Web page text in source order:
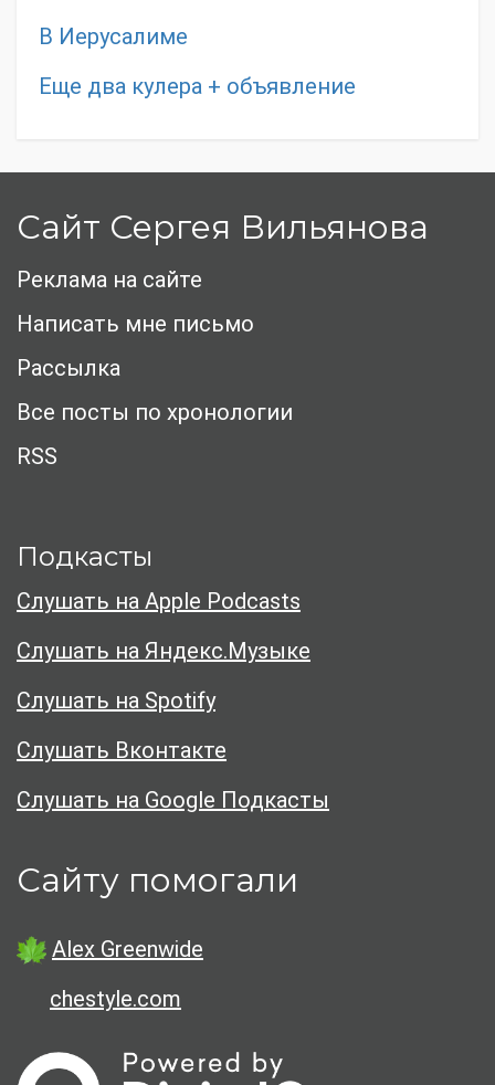
В Иерусалиме
Еще два кулера + объявление
Сайт Сергея Вильянова
Реклама на сайте
Написать мне письмо
Рассылка
Все посты по хронологии
RSS
Подкасты
Слушать на Apple Podcasts
Слушать на Яндекс.Музыке
Слушать на Spotify
Слушать Вконтакте
Слушать на Google Подкасты
Сайту помогали
Alex Greenwide
chestyle.com